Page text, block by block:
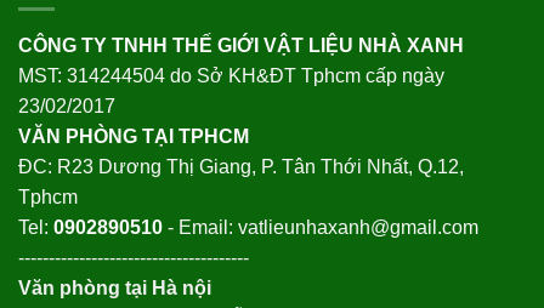
CÔNG TY TNHH THẾ GIỚI VẬT LIỆU NHÀ XANH
MST: 314244504 do Sở KH&ĐT Tphcm cấp ngày
23/02/2017
VĂN PHÒNG TẠI TPHCM
ĐC: R23 Dương Thị Giang, P. Tân Thới Nhất, Q.12,
Tphcm
Tel: 0902890510 - Email: vatlieunhaxanh@gmail.com
--------------------------------------
Văn phòng tại Hà nội